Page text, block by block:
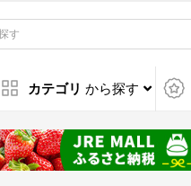
カテゴリ から探す